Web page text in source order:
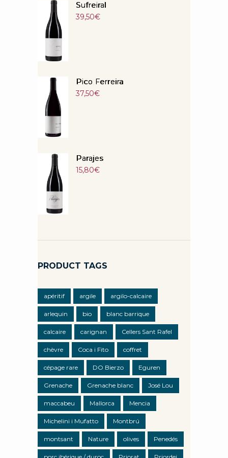
Sufreiral
39,50€
Pico Ferreira
37,50€
Parajes
15,80€
PRODUCT TAGS
apéritif argile argilo-calcaire
arlequin bio blanc barrique
calcaire carignan Cellers Sant Rafel
chèvre Coca i Fito coffret
cépage rare DO Bierzo Eguren
Grenache Grenache blanc José Lou
maccabeu Mallorca Mencia
Michelini i Mufatto Montbrú
montsant Nature olives Penedés